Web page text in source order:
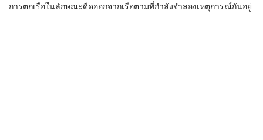
การตกเรือในลักษณะดีดออกจากเรือตามที่กำลังจำลองเหตุการณ์กันอยู่